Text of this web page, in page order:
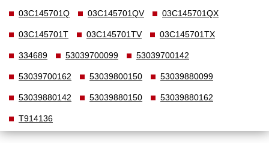
03C145701Q 03C145701QV 03C145701QX
03C145701T 03C145701TV 03C145701TX
334689 53039700099 53039700142
53039700162 53039800150 53039880099
53039880142 53039880150 53039880162
T914136